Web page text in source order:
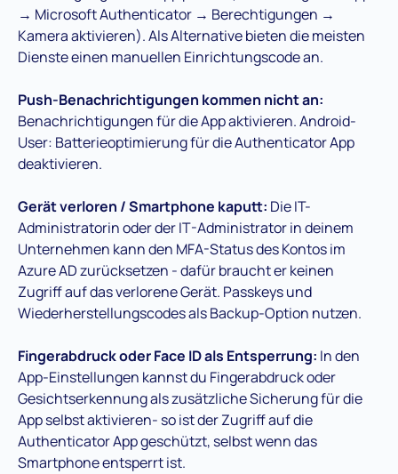
→ Microsoft Authenticator → Berechtigungen →
Kamera aktivieren). Als Alternative bieten die meisten
Dienste einen manuellen Einrichtungscode an.
Push-Benachrichtigungen kommen nicht an:
Benachrichtigungen für die App aktivieren. Android-
User: Batterieoptimierung für die Authenticator App
deaktivieren.
Gerät verloren / Smartphone kaputt: Die IT-
Administratorin oder der IT-Administrator in deinem
Unternehmen kann den MFA-Status des Kontos im
Azure AD zurücksetzen - dafür braucht er keinen
Zugriff auf das verlorene Gerät. Passkeys und
Wiederherstellungscodes als Backup-Option nutzen.
Fingerabdruck oder Face ID als Entsperrung: In den
App-Einstellungen kannst du Fingerabdruck oder
Gesichtserkennung als zusätzliche Sicherung für die
App selbst aktivieren- so ist der Zugriff auf die
Authenticator App geschützt, selbst wenn das
Smartphone entsperrt ist.